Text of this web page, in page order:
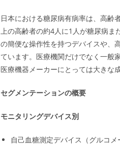
日本における糖尿病有病率は、高齢
上の高齢者の約4人に1人が糖尿病ま
の簡便な操作性を持つデバイスや、
ています。医療機関だけでなく一般
医療機器メーカーにとっては大きな
セグメンテーションの概要
モニタリングデバイス別
自己血糖測定デバイス（グルコメ